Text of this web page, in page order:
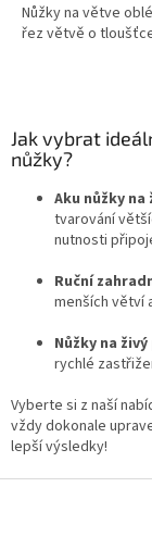
Nůžky na větve
řez větvě o
Jak vybrat
nůžky?
Aku nůžky
tvarování
nutnosti
Ruční
menších větví
Nůžky na
rychlé
Vyberte si z naší
vždy dokonale
lepší výsledky!